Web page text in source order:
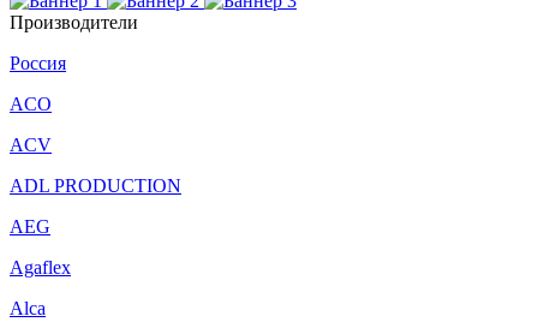
Производители
Россия
ACO
ACV
ADL PRODUCTION
AEG
Agaflex
Alca